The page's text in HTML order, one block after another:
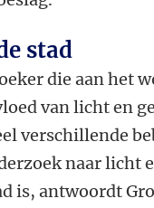
stad
die aan het
van licht en
verschillende
naar licht
is, antwoordt